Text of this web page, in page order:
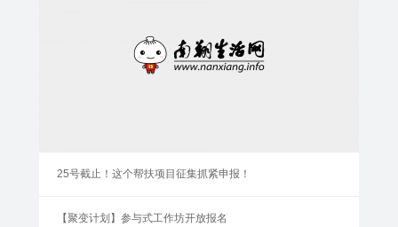
25号截止！这个帮扶项目征集抓紧申报！
【聚变计划】参与式工作坊开放报名